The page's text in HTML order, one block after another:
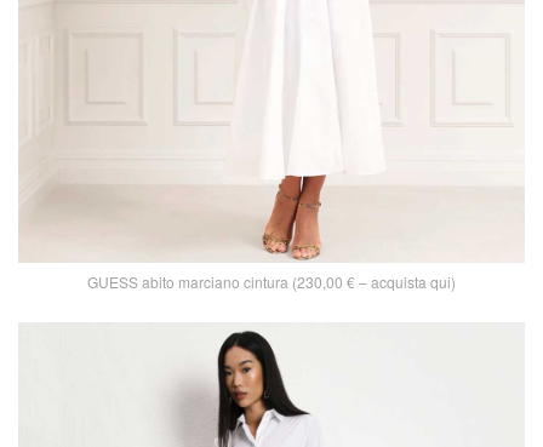
GUESS abito marciano cintura (230,00 € – acquista qui)